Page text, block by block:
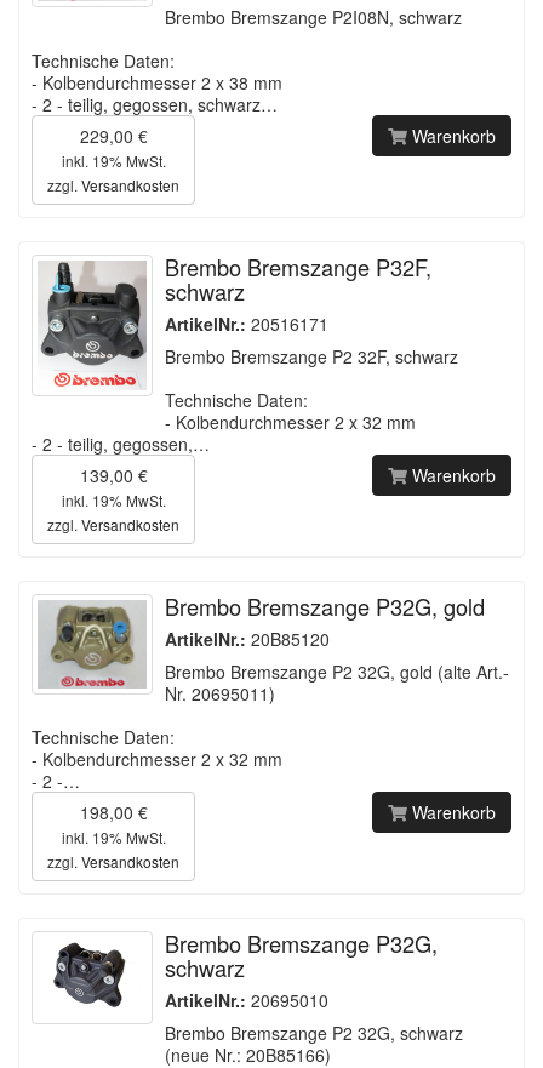
Brembo Bremszange P2I08N, schwarz
Technische Daten:
- Kolbendurchmesser 2 x 38 mm
- 2 - teilig, gegossen, schwarz…
229,00 €
inkl. 19% MwSt.
zzgl. Versandkosten
Warenkorb
Brembo Bremszange P32F,
schwarz
ArtikelNr.: 20516171
Brembo Bremszange P2 32F, schwarz
Technische Daten:
- Kolbendurchmesser 2 x 32 mm
- 2 - teilig, gegossen,…
139,00 €
inkl. 19% MwSt.
zzgl. Versandkosten
Warenkorb
Brembo Bremszange P32G, gold
ArtikelNr.: 20B85120
Brembo Bremszange P2 32G, gold (alte Art.-
Nr. 20695011)
Technische Daten:
- Kolbendurchmesser 2 x 32 mm
- 2 -…
198,00 €
inkl. 19% MwSt.
zzgl. Versandkosten
Warenkorb
Brembo Bremszange P32G,
schwarz
ArtikelNr.: 20695010
Brembo Bremszange P2 32G, schwarz
(neue Nr.: 20B85166)